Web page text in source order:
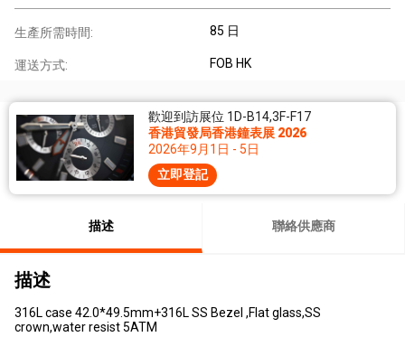
生產所需時間: 85 日
運送方式: FOB HK
歡迎到訪展位 1D-B14,3F-F17
香港貿發局香港鐘表展 2026
2026年9月1日 - 5日
立即登記
描述 聯絡供應商
描述
316L case 42.0*49.5mm+316L SS Bezel ,Flat glass,SS
crown,water resist 5ATM